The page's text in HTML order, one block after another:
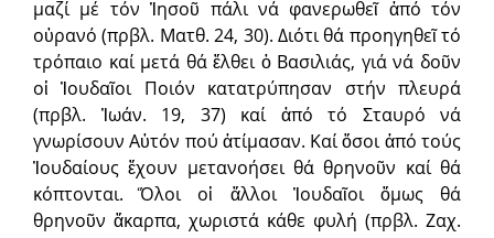
μαζί μέ τόν Ἰησοῦ πάλι νά φανερωθεῖ ἀπό τόν
οὐρανό (πρβλ. Ματθ. 24, 30). Διότι θά προηγηθεῖ τό
τρόπαιο καί μετά θά ἔλθει ὁ Βασιλιάς, γιά νά δοῦν
οἱ Ἰουδαῖοι Ποιόν κατατρύπησαν στήν πλευρά
(πρβλ. Ἰωάν. 19, 37) καί ἀπό τό Σταυρό νά
γνωρίσουν Αὐτόν πού ἀτίμασαν. Καί ὅσοι ἀπό τούς
Ἰουδαίους ἔχουν μετανοήσει θά θρηνοῦν καί θά
κόπτονται. Ὅλοι οἱ ἄλλοι Ἰουδαῖοι ὅμως θά
θρηνοῦν ἄκαρπα, χωριστά κάθε φυλή (πρβλ. Ζαχ.